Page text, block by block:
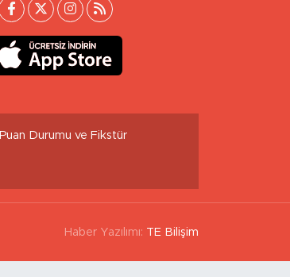
Puan Durumu ve Fikstür
Haber Yazılımı: TE Bilişim